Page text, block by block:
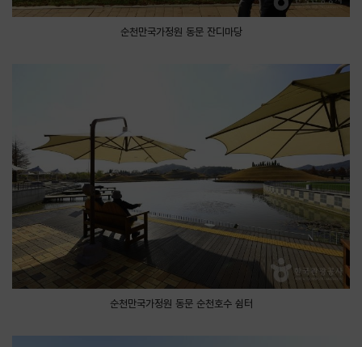
순천만국가정원 동문 잔디마당
순천만국가정원 동문 순천호수 쉼터